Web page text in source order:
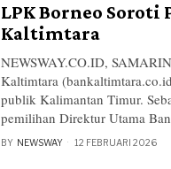
LPK Borneo
Kaltimtara
NEWSWAY.CO.ID,
Kaltimtara
publik Kalimantan Timur.
pemilihan Direktur Utama
BY NEWSWAY 12 FEBRUARI 2026